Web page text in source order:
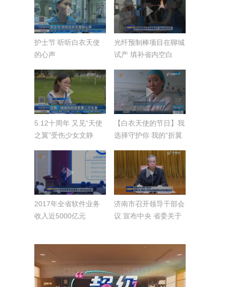
护士节 听听白衣天使
的心声
光纤预制棒项目在聊城
试产 填补省内空白
5.12十周年 又见“天使
之翼”受伤少女文静
【白衣天使的节日】我
选择守护你 我的“折翼
2017年全省软件业务
收入近5000亿元
济南市召开领导干部会
议 宣布中央 省委关于